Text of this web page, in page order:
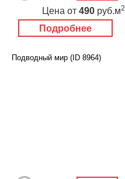
Подробнее
Цена от 490 руб.м2
Подводный мир (ID 8964)